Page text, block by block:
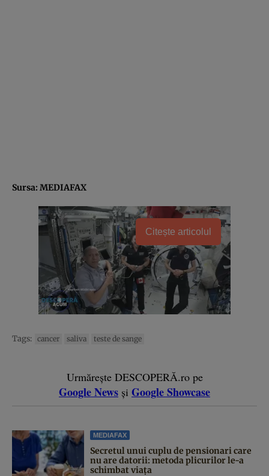
Sursa: MEDIAFAX
Citește articolul
Tags: cancer saliva teste de sange
Urmărește DESCOPERĂ.ro pe
Google News și Google Showcase
MEDIAFAX
Secretul unui cuplu de pensionari care
nu are datorii: metoda plicurilor le-a
schimbat viața